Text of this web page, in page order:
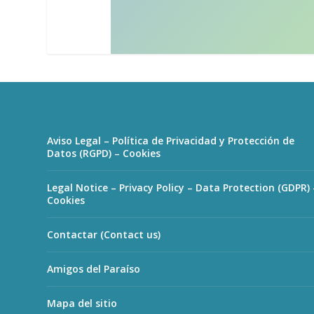
Aviso Legal – Política de Privacidad y Protección de
Datos (RGPD) – Cookies
Legal Notice – Privacy Policy – Data Protection (GDPR)
Cookies
Contactar (Contact us)
Amigos del Paraíso
Mapa del sitio